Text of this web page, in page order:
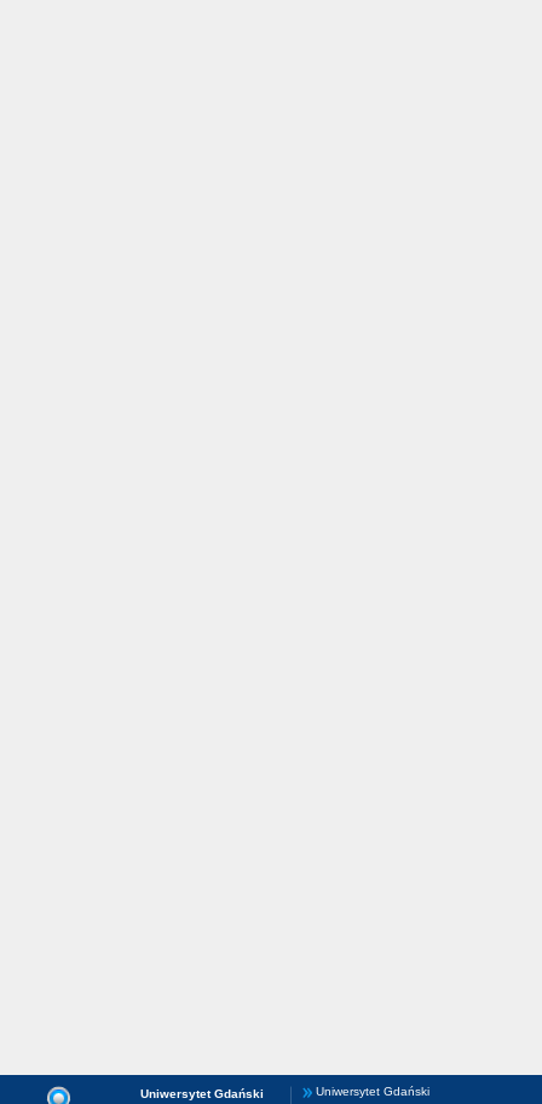
Uniwersytet Gdański Uniwersytet Gdański